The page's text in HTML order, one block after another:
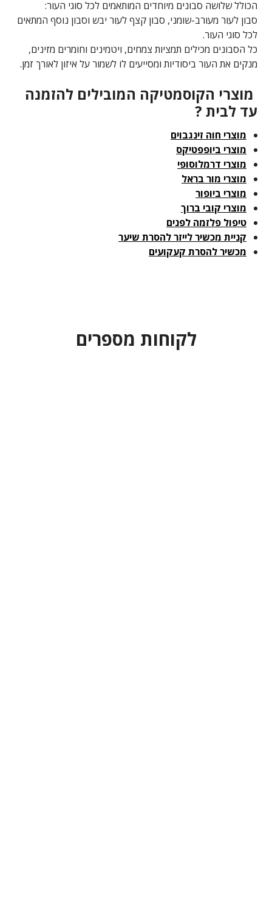
הכולל שלושה סבונים מיוחדים המותאמים לכל סוגי העור:
סבון לעור מעורב-שומני, סבון קצף לעור יבש וסבון נוסף המתאים
לכל סוגי העור.
כל הסבונים מכילים תמציות צמחים, ויטמינים וחומרים מזינים,
מנקים את העור ביסודיות ומסייעים לו לשמור על איזון לאורך זמן.
מוצרי הקוסמטיקה המובילים להזמנה
עד לבית ?
מוצרי חוה זינגבוים
מוצרי ביופפטיקס
מוצרי דרמלוסופי
מוצרי מור בראל
מוצרי ביופור
מוצרי קובי ברוך
טיפול פלזמה לפנים
קניית מכשיר לייזר להסרת שיער
מכשיר להסרת קעקועים
לקוחות מספרים